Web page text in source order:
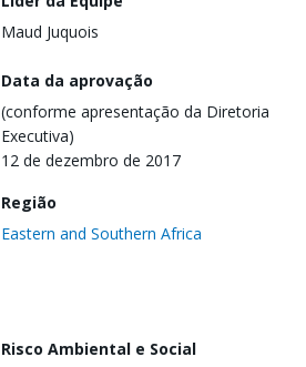
Maud Juquois
Data da aprovação
(conforme apresentação da Diretoria
Executiva)
12 de dezembro de 2017
Região
Eastern and Southern Africa
Risco Ambiental e Social